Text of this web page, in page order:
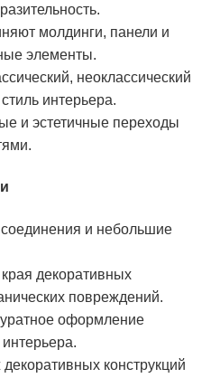
молдинги, панели и
элементы.
неоклассический
интерьера.
и эстетичные переходы
и небольшие
декоративных
повреждений.
оформление
конструкций